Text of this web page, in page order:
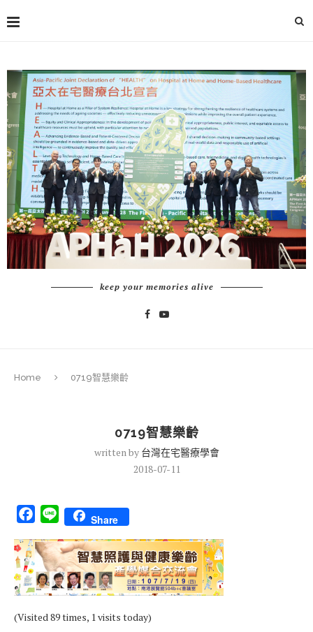
keep your memories alive
Home 0719智慧樂齡
0719智慧樂齡
written by 台灣在宅醫療學會
2018-07-11
Facebook
Line Share
(Visited 89 times, 1 visits today)